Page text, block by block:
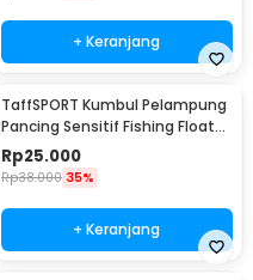
+ Keranjang
TaffSPORT Kumbul Pelampung
Pancing Sensitif Fishing Float
10 PCS - P016
Rp25.000
Rp38.000 35%
+ Keranjang